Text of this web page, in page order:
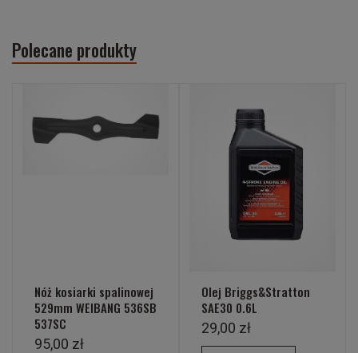
Polecane produkty
Nóż kosiarki spalinowej
529mm WEIBANG 536SB
537SC
95,00 zł
Olej Briggs&Stratton
SAE30 0.6L
29,00 zł